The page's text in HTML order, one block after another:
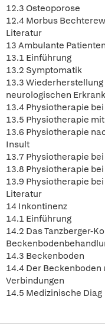
12.3 Osteoporose
12.4 Morbus Bechterew
Literatur
13 Ambulante
13.1 Einführung
13.2 Symptomatik
13.3
neurologischen
13.4 Physiotherapie
13.5 Physiotherapie
13.6 Physiotherapie
Insult
13.7 Physiotherapie
13.8 Physiotherapie
13.9 Physiotherapie
Literatur
14 Inkontinenz
14.1 Einführung
14.2 Das Tanzberger-
14.3 Beckenboden
14.4 Der
Verbindungen
14.5 Medizinische Diag